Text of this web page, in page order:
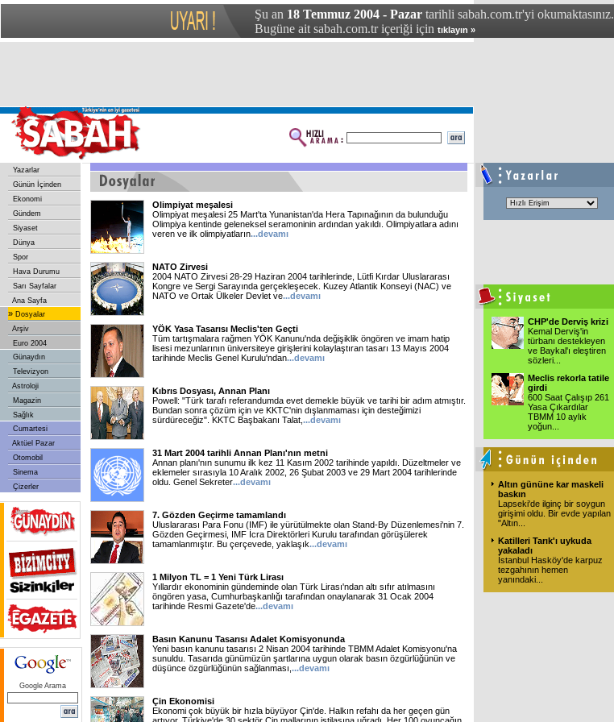
Şu an 18 Temmuz 2004 - Pazar tarihli sabah.com.tr'yi okumaktasınız.
Bugüne ait sabah.com.tr içeriği için tıklayın »
Yazarlar
Günün İçinden
Ekonomi
Gündem
Siyaset
Dünya
Spor
Hava Durumu
Sarı Sayfalar
Ana Sayfa
» Dosyalar
Arşiv
Euro 2004
Günaydın
Televizyon
Astroloji
Magazin
Sağlık
Cumartesi
Aktüel Pazar
Otomobil
Sinema
Çizerler
Google Arama
Olimpiyat meşalesi
Olimpiyat meşalesi 25 Mart'ta Yunanistan'da Hera Tapınağının da bulunduğu
Olimpiya kentinde geleneksel seramoninin ardından yakıldı. Olimpiyatlara adını
veren ve ilk olimpiyatların...devamı
NATO Zirvesi
2004 NATO Zirvesi 28-29 Haziran 2004 tarihlerinde, Lütfi Kırdar Uluslararası
Kongre ve Sergi Sarayında gerçekleşecek. Kuzey Atlantik Konseyi (NAC) ve
NATO ve Ortak Ülkeler Devlet ve...devamı
YÖK Yasa Tasarısı Meclis'ten Geçti
Tüm tartışmalara rağmen YÖK Kanunu'nda değişiklik öngören ve imam hatip
lisesi mezunlarının üniversiteye girişlerini kolaylaştıran tasarı 13 Mayıs 2004
tarihinde Meclis Genel Kurulu'ndan...devamı
Kıbrıs Dosyası, Annan Planı
Powell: "Türk tarafı referandumda evet demekle büyük ve tarihi bir adım atmıştır.
Bundan sonra çözüm için ve KKTC'nin dışlanmaması için desteğimizi
sürdüreceğiz". KKTC Başbakanı Talat, ...devamı
31 Mart 2004 tarihli Annan Planı'nın metni
Annan planı'nın sunumu ilk kez 11 Kasım 2002 tarihinde yapıldı. Düzeltmeler ve
eklemeler sırasıyla 10 Aralık 2002, 26 Şubat 2003 ve 29 Mart 2004 tarihlerinde
oldu. Genel Sekreter...devamı
7. Gözden Geçirme tamamlandı
Uluslararası Para Fonu (IMF) ile yürütülmekte olan Stand-By Düzenlemesi'nin 7.
Gözden Geçirmesi, IMF İcra Direktörleri Kurulu tarafından görüşülerek
tamamlanmıştır. Bu çerçevede, yaklaşık...devamı
1 Milyon TL = 1 Yeni Türk Lirası
Yıllardır ekonominin gündeminde olan Türk Lirası'ndan altı sıfır atılmasını
öngören yasa, Cumhurbaşkanlığı tarafından onaylanarak 31 Ocak 2004
tarihinde Resmi Gazete'de...devamı
Basın Kanunu Tasarısı Adalet Komisyonunda
Yeni basın kanunu tasarısı 2 Nisan 2004 tarihinde TBMM Adalet Komisyonu'na
sunuldu. Tasarıda günümüzün şartlarına uygun olarak basın özgürlüğünün ve
düşünce özgürlüğünün sağlanması, ...devamı
Çin Ekonomisi
Ekonomi çok büyük bir hızla büyüyor Çin'de. Halkın refahı da her geçen gün
CHP'de Derviş krizi
Kemal Derviş'in
türbanı destekleyen
ve Baykal'ı eleştiren
sözleri
Meclis rekorla tatile
girdi
600 Saat Çalışıp 261
Yasa Çıkardılar
TBMM 10 aylık
yoğun
Altın gününe kar maskeli
baskın
Lapseki'de ilginç bir soygun
girişimi oldu. Bir evde yapılan
"Altın
Katilleri Tarık'ı uykuda
yakaladı
İstanbul Hasköy'de karpuz
tezgahının hemen
yanındaki